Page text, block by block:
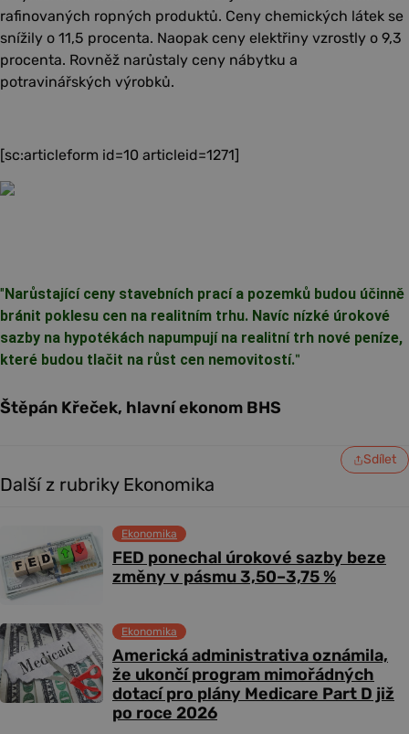
rafinovaných ropných produktů. Ceny chemických látek se
snížily o 11,5 procenta. Naopak ceny elektřiny vzrostly o 9,3
procenta. Rovněž narůstaly ceny nábytku a
potravinářských výrobků.
[sc:articleform id=10 articleid=1271]
" Narůstající ceny stavebních prací a pozemků budou účinně
bránit poklesu cen na realitním trhu. Navíc nízké úrokové
sazby na hypotékách napumpují na realitní trh nové peníze,
které budou tlačit na růst cen nemovitostí."
Štěpán Křeček, hlavní ekonom BHS
Sdílet
Další z rubriky Ekonomika
FED ponechal úrokové sazby beze
změny v pásmu 3,50–3,75 %
Ekonomika
Americká administrativa oznámila,
že ukončí program mimořádných
dotací pro plány Medicare Part D již
po roce 2026
Ekonomika